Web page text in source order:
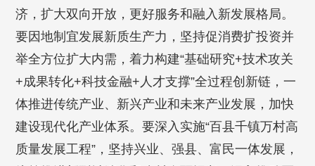
济，扩大双向开放，更好服务和融入新发展格局。
要因地制宜发展新质生产力，坚持促消费扩投资并
举全方位扩大内需，着力构建“基础研究+技术攻关
+成果转化+科技金融+人才支撑”全过程创新链，一
体推进传统产业、新兴产业和未来产业发展，加快
建设现代化产业体系。要深入实施“百县千镇万村高
质量发展工程”，坚持兴业、强县、富民一体发展，